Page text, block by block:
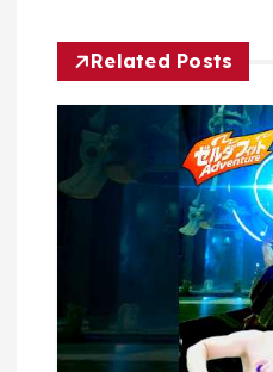
シ
ョ
ン
Related Posts